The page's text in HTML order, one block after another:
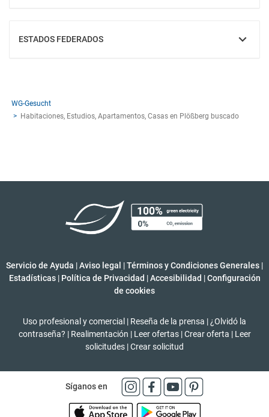
ESTADOS FEDERADOS
MOSTRAR
WG-Gesucht
Habitaciones, Estudios, Apartamentos, Casas en Plößberg buscado
Servicio de Ayuda |Aviso legal |Términos y Condiciones Generales |
Estadísticas | Política de Privacidad | Accesibilidad | Configuración
de cookies
Uso profesional y comercial | Reseña de la prensa | ¿Olvidó la
contraseña? | Realimentación | Leer ofertas | Crear oferta | Leer
solicitudes |Crear solicitud
Síganos en